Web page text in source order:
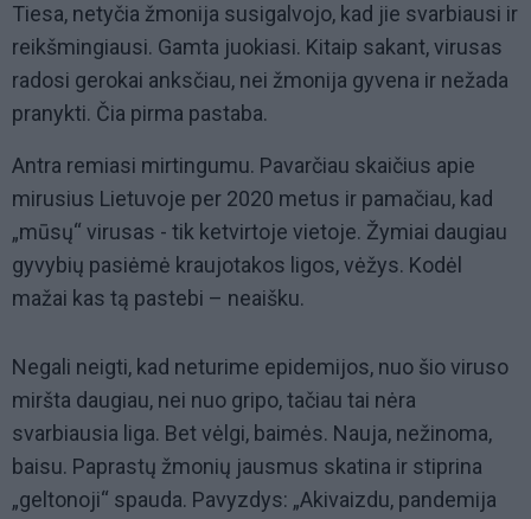
Tiesa, netyčia žmonija susigalvojo, kad jie svarbiausi ir
reikšmingiausi. Gamta juokiasi. Kitaip sakant, virusas
radosi gerokai anksčiau, nei žmonija gyvena ir nežada
pranykti. Čia pirma pastaba.
Antra remiasi mirtingumu. Pavarčiau skaičius apie
mirusius Lietuvoje per 2020 metus ir pamačiau, kad
„mūsų“ virusas - tik ketvirtoje vietoje. Žymiai daugiau
gyvybių pasiėmė kraujotakos ligos, vėžys. Kodėl
mažai kas tą pastebi – neaišku.
Negali neigti, kad neturime epidemijos, nuo šio viruso
miršta daugiau, nei nuo gripo, tačiau tai nėra
svarbiausia liga. Bet vėlgi, baimės. Nauja, nežinoma,
baisu. Paprastų žmonių jausmus skatina ir stiprina
„geltonoji“ spauda. Pavyzdys: „Akivaizdu, pandemija